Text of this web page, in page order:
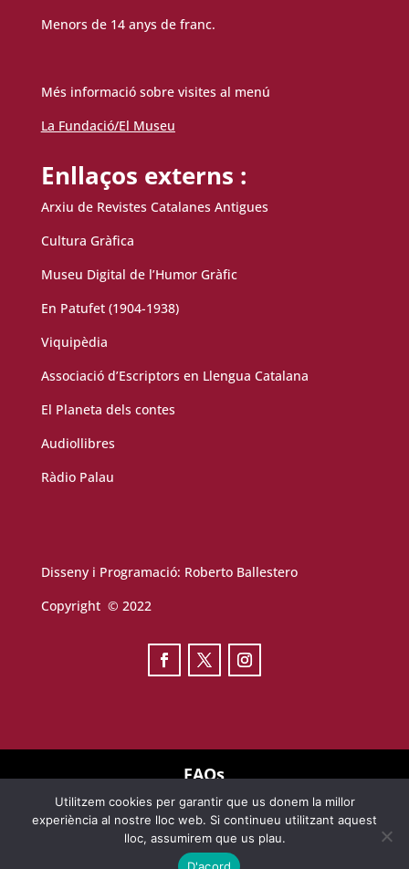
Menors de 14 anys de franc.
Més informació sobre visites al menú
La Fundació/El Museu
Enllaços externs :
Arxiu de Revistes Catalanes Antigues
Cultura Gràfica
Museu Digital de l’Humor Gràfic
En Patufet (1904-1938)
Viquipèdia
Associació d’Escriptors en Llengua Catalana
El Planeta dels contes
Audiollibres
Ràdio Palau
Disseny i Programació: Roberto Ballestero
Copyright © 2022
FAQs
TERMES D’ÚS
AVÍS LEGAL
Utilitzem cookies per garantir que us donem la millor
experiència al nostre lloc web. Si continueu utilitzant aquest
lloc, assumirem que us plau.
D'acord